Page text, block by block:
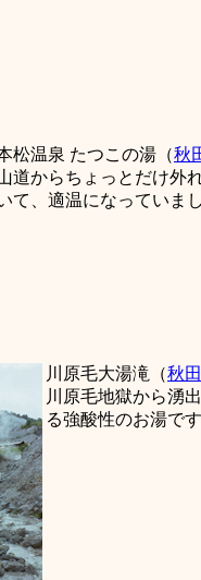
松温泉 たつこの湯（秋
道からちょっとだけ外
て、適温になっていまし
川原毛大湯滝（秋
川原毛地獄から湧
る強酸性のお湯です